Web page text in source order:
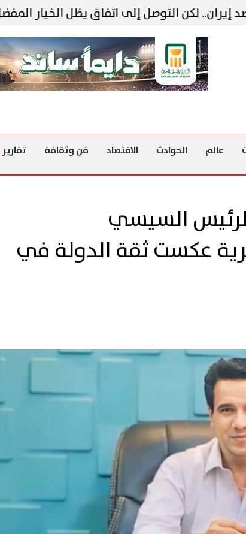
لكن التوصل إلى اتفاق يظل الخيار المفضل
عالم الحوادث الاقتصاد فن وثقافة تقارير
السيسي
عكست ثقة الدولة في